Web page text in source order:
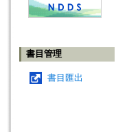
書目管理
書目匯出